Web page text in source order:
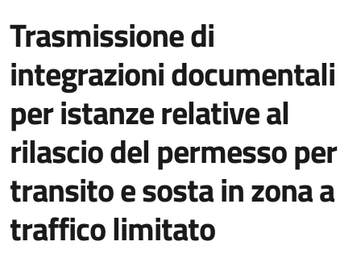
Trasmissione di
integrazioni documentali
per istanze relative al
rilascio del permesso per
transito e sosta in zona a
traffico limitato